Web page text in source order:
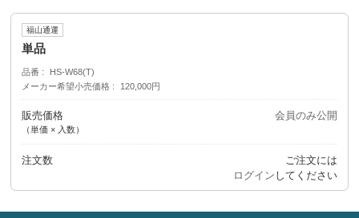
福山通運
単品
品番
HS-W68(T)
メーカー希望小売価格
120,000円
販売価格
（単価 × 入数）
会員のみ公開
注文数
ご注文には
ログイン してください